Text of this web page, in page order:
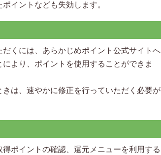
イントなども失効します。
くには、あらかじめポイント公式サイトへ
より、ポイントを使用することができま
は、速やかに修正を行っていただく必要が
ポイントの確認、還元メニューを利用する